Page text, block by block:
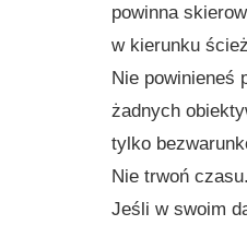
powinna
w kierunku
Nie powinieneś
żadnych
tylko
Nie trwoń czasu.
Jeśli w swoim